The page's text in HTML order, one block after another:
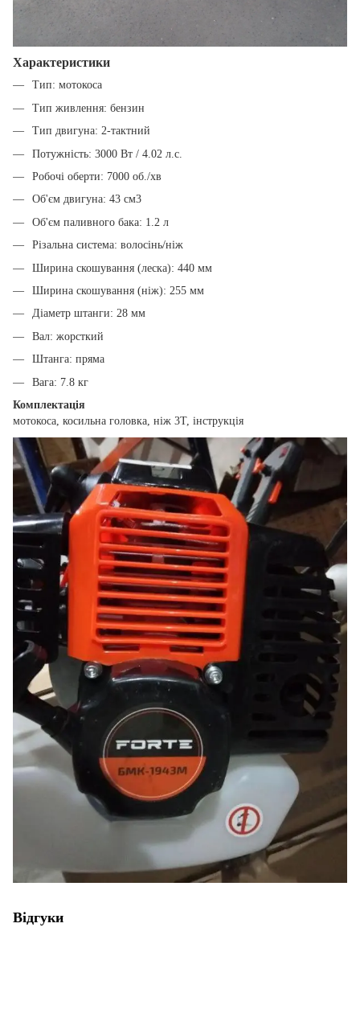
Характеристики
Тип: мотокоса
Тип живлення: бензин
Тип двигуна: 2-тактний
Потужність: 3000 Вт / 4.02 л.с.
Робочі оберти: 7000 об./хв
Об'єм двигуна: 43 см3
Об'єм паливного бака: 1.2 л
Різальна система: волосінь/ніж
Ширина скошування (леска): 440 мм
Ширина скошування (ніж): 255 мм
Діаметр штанги: 28 мм
Вал: жорсткий
Штанга: пряма
Вага: 7.8 кг
Комплектація
мотокоса, косильна головка, ніж 3T, інструкція
Відгуки